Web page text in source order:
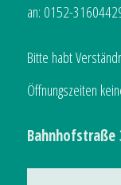
an: 0152-
Bitte habt
Öffnungszeiten
Bahnhofstraße